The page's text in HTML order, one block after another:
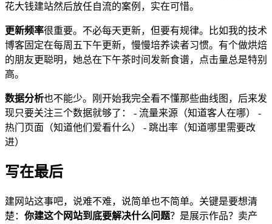
花大钱建站然后放任自流的案例，实在可惜。
更新频率很重要。不必每天更新，但要有规律。比如我的技术
博客固定在每周五下午更新，慢慢培养读者习惯。有个做烘焙
的朋友更聪明，她总在下午茶时间发新食谱，点击量总是特别
高。
数据分析也不能少。刚开始我完全看不懂那些曲线图，后来发
现只要关注三个数据就够了： - 流量来源（知道客人在哪） -
热门页面（知道他们爱看什么） - 跳出率（知道哪里需要改
进）
写在最后
建网站这事吧，说难不难，说简单也不简单。关键是要想清
楚： 你建这个网站到底要解决什么问题？是展示作品？卖产